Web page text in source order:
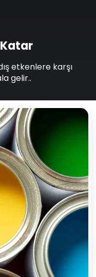
Katar
etkenlere karşı
gelir..